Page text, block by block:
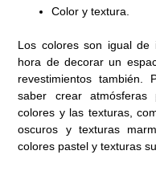
Color y textura.
Los colores son igual de
hora de decorar un
revestimientos
saber crear atmósferas
colores y las texturas,
oscuros y texturas
colores pastel y texturas